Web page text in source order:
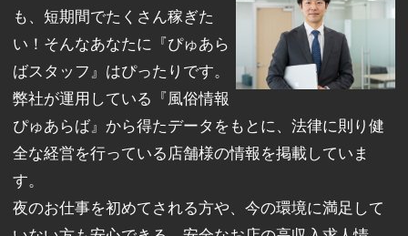
も、短期間でたくさん稼ぎた
い！そんなあなたに『ぴゅあら
ばスタッフ』はぴったりです。
弊社が運用している『風俗情報
ぴゅあらば』から得たデータをもとに、法律に則り健
全な経営を行っている店舗様の情報を掲載していま
す。
夜のお仕事を初めてされる方や、今の環境に満足して